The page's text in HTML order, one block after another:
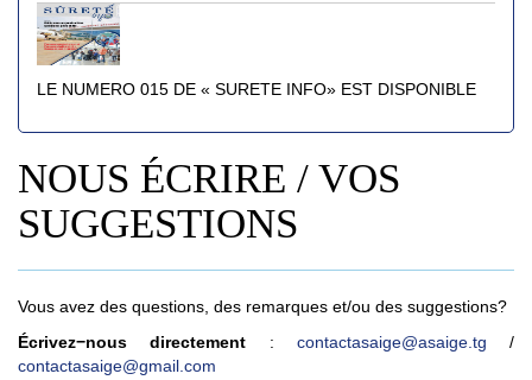
LE NUMERO 015 DE « SURETE INFO» EST DISPONIBLE
NOUS ÉCRIRE / VOS
SUGGESTIONS
Vous avez des questions, des remarques et/ou des suggestions?
Écrivez−nous directement : contactasaige@asaige.tg /
contactasaige@gmail.com